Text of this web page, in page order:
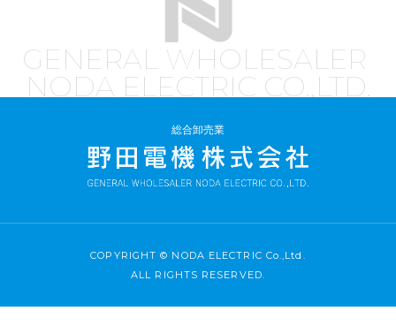
GENERAL WHOLESALER
NODA ELECTRIC CO.,LTD.
総合卸売業
COPYRIGHT © NODA ELECTRIC Co.,Ltd.
ALL RIGHTS RESERVED.